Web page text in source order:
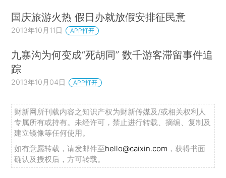
国庆旅游火热 假日办就放假安排征民意
2013年10月11日 APP打开
九寨沟为何变成“死胡同” 数千游客滞留事件追
踪
2013年10月04日 APP打开
财新网所刊载内容之知识产权为财新传媒及/或相关权利人
专属所有或持有。未经许可，禁止进行转载、摘编、复制及
建立镜像等任何使用。
如有意愿转载，请发邮件至hello@caixin.com ，获得书面
确认及授权后，方可转载。